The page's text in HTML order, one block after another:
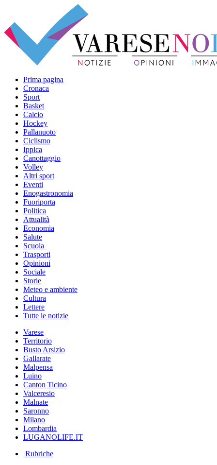
Prima pagina
Cronaca
Sport
Basket
Calcio
Hockey
Pallanuoto
Ciclismo
Ippica
Canottaggio
Volley
Altri sport
Eventi
Enogastronomia
Fuoriporta
Politica
Attualità
Economia
Salute
Scuola
Trasporti
Opinioni
Sociale
Storie
Meteo e ambiente
Cultura
Lettere
Tutte le notizie
Varese
Territorio
Busto Arsizio
Gallarate
Malpensa
Luino
Canton Ticino
Valceresio
Malnate
Saronno
Milano
Lombardia
LUGANOLIFE.IT
Rubriche